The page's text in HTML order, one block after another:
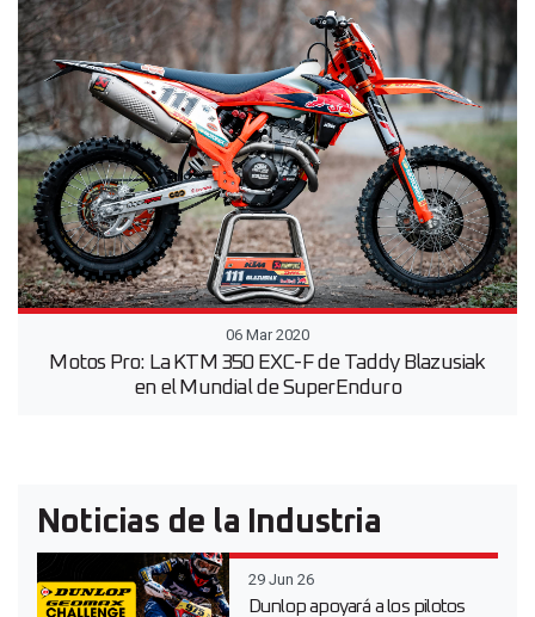
06 Mar 2020
Motos Pro: La KTM 350 EXC-F de Taddy Blazusiak
en el Mundial de SuperEnduro
Noticias de la Industria
29 Jun 26
Dunlop apoyará a los pilotos